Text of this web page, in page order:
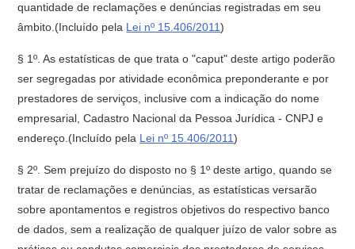
quantidade de reclamações e denúncias registradas em seu
âmbito.(Incluído pela Lei nº 15.406/2011)
§ 1º. As estatísticas de que trata o "caput" deste artigo poderão
ser segregadas por atividade econômica preponderante e por
prestadores de serviços, inclusive com a indicação do nome
empresarial, Cadastro Nacional da Pessoa Jurídica - CNPJ e
endereço.(Incluído pela Lei nº 15.406/2011)
§ 2º. Sem prejuízo do disposto no § 1º deste artigo, quando se
tratar de reclamações e denúncias, as estatísticas versarão
sobre apontamentos e registros objetivos do respectivo banco
de dados, sem a realização de qualquer juízo de valor sobre as